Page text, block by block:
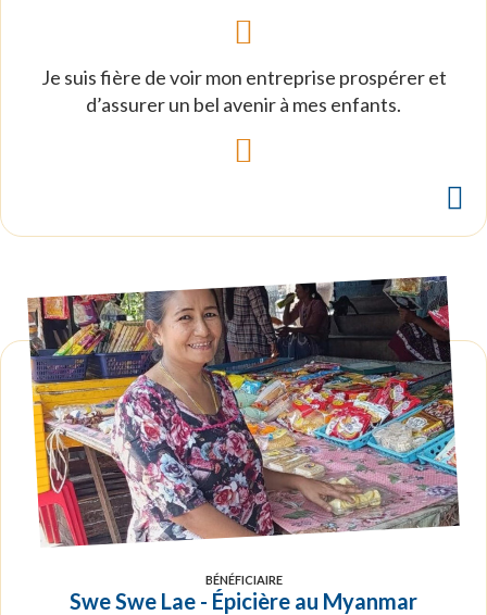
Je suis fière de voir mon entreprise prospérer et
d’assurer un bel avenir à mes enfants.
BÉNÉFICIAIRE
Swe Swe Lae - Épicière au Myanmar